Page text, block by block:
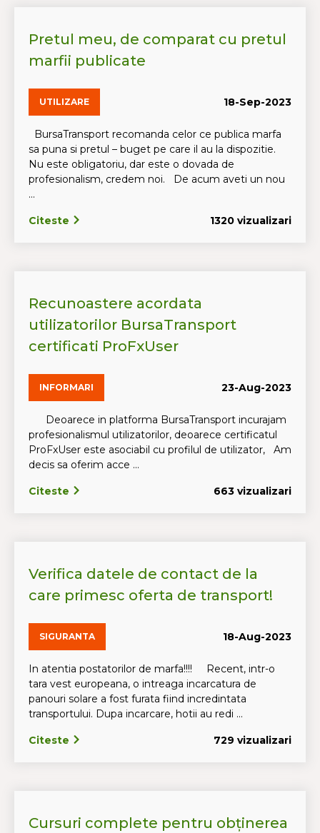
Pretul meu, de comparat cu pretul
marfii publicate
UTILIZARE 18-Sep-2023
BursaTransport recomanda celor ce publica marfa
sa puna si pretul – buget pe care il au la dispozitie.
Nu este obligatoriu, dar este o dovada de
profesionalism, credem noi. De acum aveti un nou
...
Citeste 1320 vizualizari
Recunoastere acordata
utilizatorilor BursaTransport
certificati ProFxUser
INFORMARI 23-Aug-2023
Deoarece in platforma BursaTransport incurajam
profesionalismul utilizatorilor, deoarece certificatul
ProFxUser este asociabil cu profilul de utilizator, Am
decis sa oferim acce ...
Citeste 663 vizualizari
Verifica datele de contact de la
care primesc oferta de transport!
SIGURANTA 18-Aug-2023
In atentia postatorilor de marfa!!!! Recent, intr-o
tara vest europeana, o intreaga incarcatura de
panouri solare a fost furata fiind incredintata
transportului. Dupa incarcare, hotii au redi ...
Citeste 729 vizualizari
Cursuri complete pentru obținerea